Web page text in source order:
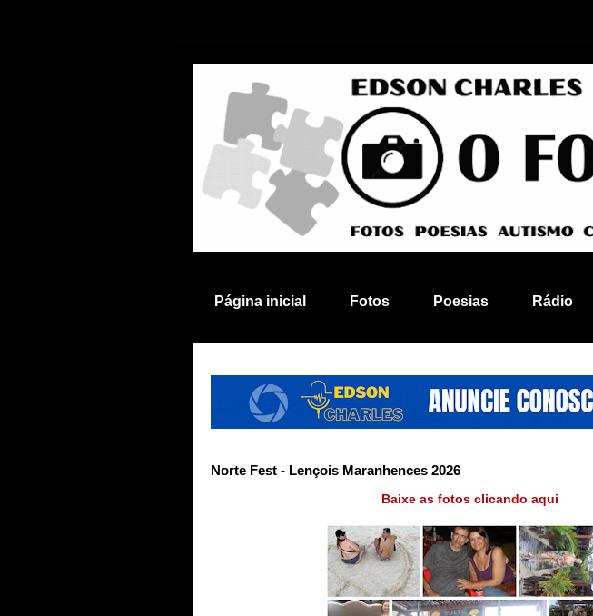
Página inicial Fotos Poesias Rádio
Norte Fest - Lençois Maranhences 2026
Baixe as fotos clicando aqui